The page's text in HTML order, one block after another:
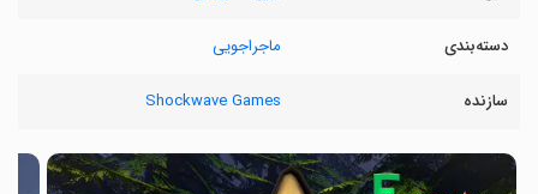
دسته‌بندی ماجراجویی
سازنده Shockwave Games